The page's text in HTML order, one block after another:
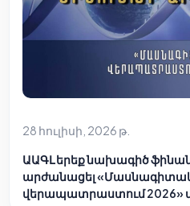
28 հուլիսի, 2026 թ.
ԱԱԳԼ երեք նախագիծ
արժանացել
վերապատրաստում 2026»